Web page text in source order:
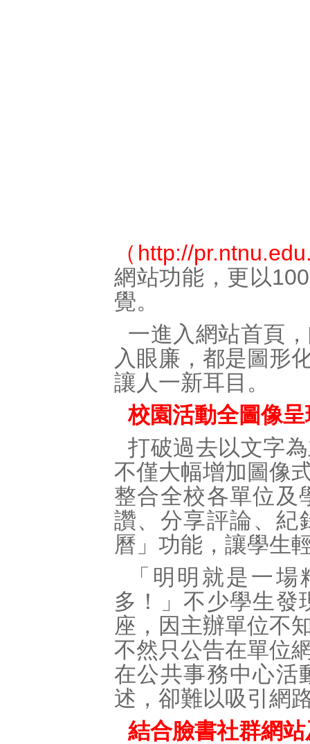
（ http://
網站功能，更以
覺。
一進入網站首頁
入眼廉，都是圖形
讓人一新耳目。
校園活動全圖像
打破過去以文字
不僅大幅增加圖像
整合全校各單位及
讚、分享評論、紀
曆」功能，讓學生
「明明就是一
多！」不少學生發
座，因主辦單位不
不然只公告在單位
在公共事務中心活
述，卻難以吸引網
結合臉書社群網